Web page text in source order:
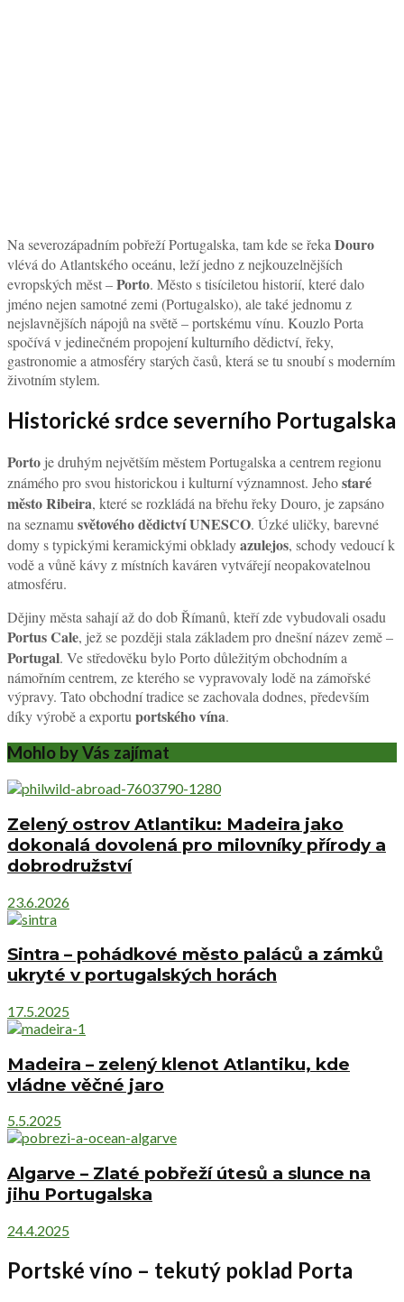
Na severozápadním pobřeží Portugalska, tam kde se řeka Douro
vlévá do Atlantského oceánu, leží jedno z nejkouzelnějších
evropských měst –Porto. Město s tisíciletou historií, které dalo
jméno nejen samotné zemi (Portugalsko), ale také jednomu z
nejslavnějších nápojů na světě – portskému vínu. Kouzlo Porta
spočívá v jedinečném propojení kulturního dědictví, řeky,
gastronomie a atmosféry starých časů, která se tu snoubí s moderním
životním stylem.
Historické srdce severního Portugalska
Porto je druhým největším městem Portugalska a centrem regionu
známého pro svou historickou i kulturní významnost. Jehostaré
město Ribeira, které se rozkládá na břehu řeky Douro, je zapsáno
na seznamu světového dědictví UNESCO. Úzké uličky, barevné
domy s typickými keramickými obkladyazulejos, schody vedoucí k
vodě a vůně kávy z místních kaváren vytvářejí neopakovatelnou
atmosféru.
Dějiny města sahají až do dob Římanů, kteří zde vybudovali osadu
Portus Cale, jež se později stala základem pro dnešní název země –
Portugal. Ve středověku bylo Porto důležitým obchodním a
námořním centrem, ze kterého se vypravovaly lodě na zámořské
výpravy. Tato obchodní tradice se zachovala dodnes, především
díky výrobě a exportu portského vína.
Mohlo by Vás zajímat
Zelený ostrov Atlantiku: Madeira jako
dokonalá dovolená pro milovníky přírody a
dobrodružství
23.6.2026
Sintra – pohádkové město paláců a zámků
ukryté v portugalských horách
17.5.2025
Madeira – zelený klenot Atlantiku, kde
vládne věčné jaro
5.5.2025
Algarve – Zlaté pobřeží útesů a slunce na
jihu Portugalska
24.4.2025
Portské víno – tekutý poklad Porta